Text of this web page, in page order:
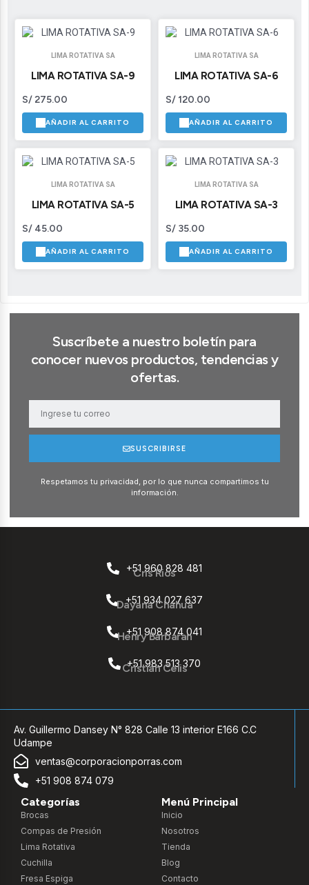
LIMA ROTATIVA SA
LIMA ROTATIVA SA-9
S/275.00
AÑADIR AL CARRITO
LIMA ROTATIVA SA
LIMA ROTATIVA SA-6
S/ 120.00
AÑADIR AL CARRITO
LIMA ROTATIVA SA
LIMA ROTATIVA SA-5
S/ 45.00
AÑADIR AL CARRITO
LIMA ROTATIVA SA
LIMA ROTATIVA SA-3
S/ 35.00
AÑADIR AL CARRITO
Suscríbete a nuestro boletín para
conocer nuevos productos, tendencias y
ofertas.
SUSCRIBIRSE
Respetamos tu privacidad, por lo que nunca compartimos tu
información.
+51 960 828 481
Cris Rios
+51 934 027 637
Dayana Chahua
+51 908 874 041
Henry Barbaran
+51 983 513 370
Cristian Celis
Av. Guillermo Dansey N° 828 Calle 13 interior E166 C.C
Udampe
ventas@corporacionporras.com
+51 908 874 079
Categorías
Brocas
Compas de Presión
Lima Rotativa
Cuchilla
Fresa Espiga
Menú Principal
Inicio
Nosotros
Tienda
Blog
Contacto